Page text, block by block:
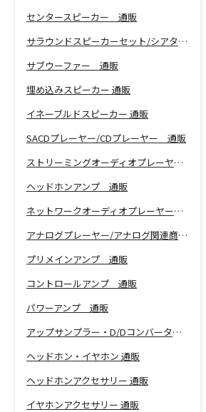
センタースピーカー 通販
サラウンドスピーカーセット/シアターバー 通販
サブウーファー 通販
埋め込みスピーカー 通販
イネーブルドスピーカー 通販
SACDプレーヤー/CDプレーヤー 通販
ストリーミングオーディオプレーヤー 通販
ヘッドホンアンプ 通販
ネットワークオーディオプレーヤー 通販
アナログプレーヤー/アナログ関連商品 通販
プリメインアンプ 通販
コントロールアンプ 通販
パワーアンプ 通販
アップサンプラー・D/Dコンバーター 通販
ヘッドホン・イヤホン 通販
ヘッドホンアクセサリー 通販
イヤホンアクセサリー 通販